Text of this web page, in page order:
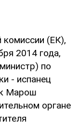
комиссии (ЕК),
2014 года,
по
- испанец
Марош
органе